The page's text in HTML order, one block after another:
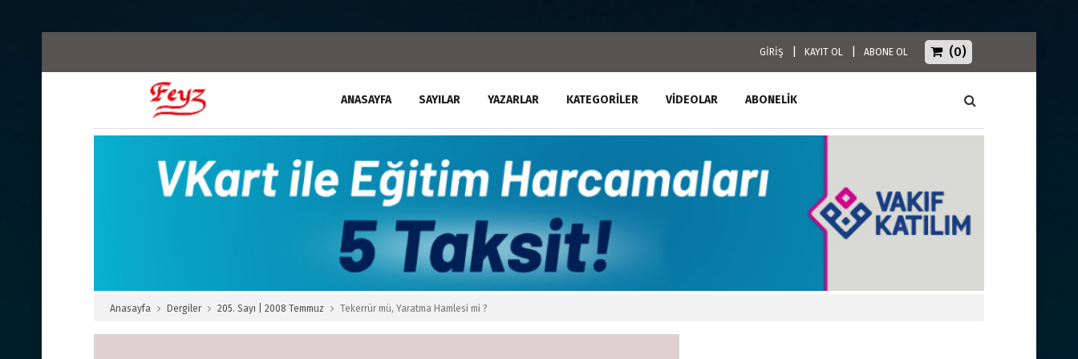
GİRİŞ KAYIT OL ABONE OL (0)
ANASAYFA SAYILAR YAZARLAR KATEGORILER VIDEOLAR ABONELİK
Anasayfa Dergiler 205. Sayı | 2008 Temmuz Tekerrür mü, Yaratma Hamlesi mi ?